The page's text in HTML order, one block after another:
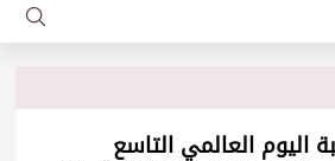
اليوم العالمي التاسع